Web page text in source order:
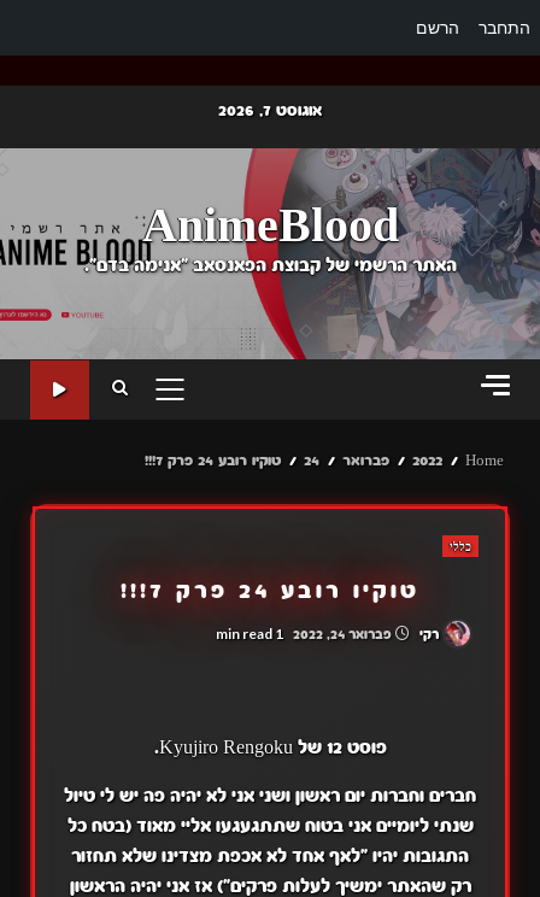
התחבר הרשם
content
אוגוסט 7, 2026
AnimeBlood
האתר הרשמי של קבוצת הפאנסאב "אנימה בדם".
PRIMARY
Home
2022 פברואר 24 טוקיו רובע 24 פרק 7!!!
כללי
טוקיו רובע 24 פרק 7!!!
רקי פברואר 24, 2022 1 min read
פוסט 12 של Kyujiro Rengoku.
חברים וחברות יום ראשון ושני אני לא יהיה פה יש לי טיול
שנתי ליומיים אני בטוח שתתגעגעו אליי מאוד (בטח כל
התגובות יהיו "לאף אחד לא אכפת מצדינו שלא תחזור
רק שהאתר ימשיך לעלות פרקים") אז אני יהיה הראשון